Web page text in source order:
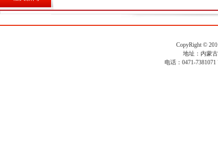
CopyRight ©
地址：内蒙
电话：0471-7381071